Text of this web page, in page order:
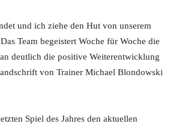
und ich ziehe den Hut von unserem
Team begeistert Woche für Woche die
deutlich die positive Weiterentwicklung
von Trainer Michael Blondowski
Spiel des Jahres den aktuellen